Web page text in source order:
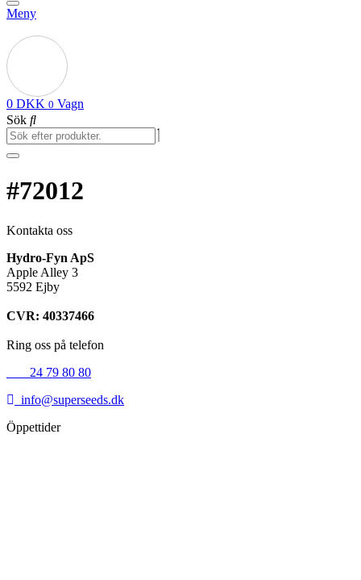
Meny
0 DKK 0 Vagn
Sök
#72012
Kontakta oss
Hydro-Fyn ApS
Apple Alley 3
5592 Ejby
CVR: 40337466
Ring oss på telefon
24 79 80 80
info@superseeds.dk
Öppettider